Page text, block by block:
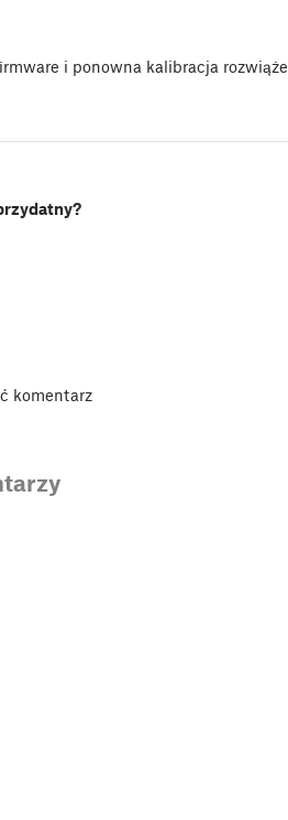
i ponowna kalibracja rozwiąże
komentarz